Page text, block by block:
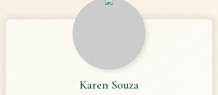
Karen Souza